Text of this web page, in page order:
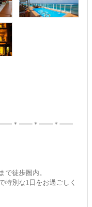
＊━━＊━━＊━━
で徒歩圏内。
特別な1日をお過ごしく